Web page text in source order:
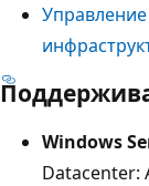
Windows
Datacenter: